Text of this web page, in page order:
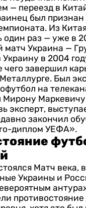
— переезд в
был
Из
раз — уже в
матч Украина —
в 2004
завершил
Был
на
Мирону
эксперт,
закончил
диплом УЕФА».
Матч века,
Украины и
противостояние